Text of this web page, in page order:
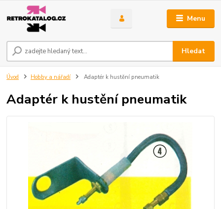
Menu
Hledat
Úvod Hobby a nářadí Adaptér k hustění pneumatik
Adaptér k hustění pneumatik